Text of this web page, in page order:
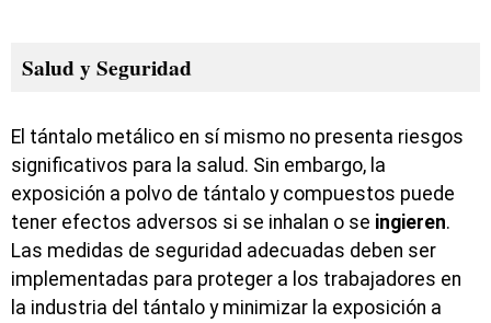
Salud y Seguridad
El tántalo metálico en sí mismo no presenta riesgos
significativos para la salud. Sin embargo, la
exposición a polvo de tántalo y compuestos puede
tener efectos adversos si se inhalan o se ingieren.
Las medidas de seguridad adecuadas deben ser
implementadas para proteger a los trabajadores en
la industria del tántalo y minimizar la exposición a